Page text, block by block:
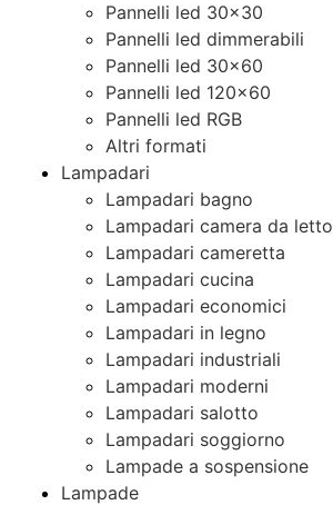
Pannelli led 30×30
Pannelli led dimmerabili
Pannelli led 30×60
Pannelli led 120×60
Pannelli led RGB
Altri formati
Lampadari
Lampadari bagno
Lampadari camera da letto
Lampadari cameretta
Lampadari cucina
Lampadari economici
Lampadari in legno
Lampadari industriali
Lampadari moderni
Lampadari salotto
Lampadari soggiorno
Lampade a sospensione
Lampade